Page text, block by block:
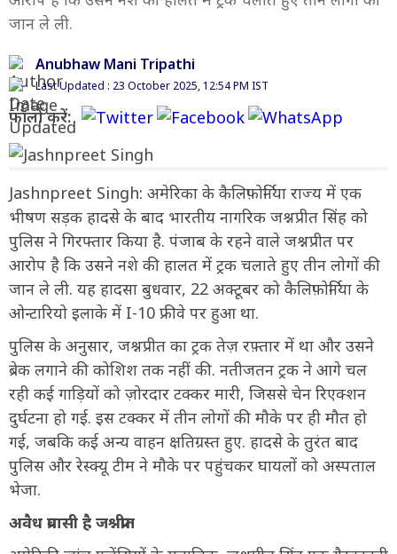
जान ले ली.
Anubhaw Mani Tripathi
Last Updated : 23 October 2025, 12:54 PM IST
फॉलो करें:
Jashnpreet Singh: अमेरिका के कैलिफ़ोर्निया राज्य में एक
भीषण सड़क हादसे के बाद भारतीय नागरिक जश्नप्रीत सिंह को
पुलिस ने गिरफ्तार किया है. पंजाब के रहने वाले जश्नप्रीत पर
आरोप है कि उसने नशे की हालत में ट्रक चलाते हुए तीन लोगों की
जान ले ली. यह हादसा बुधवार, 22 अक्टूबर को कैलिफ़ोर्निया के
ओन्टारियो इलाके में I-10 फ्रीवे पर हुआ था.
पुलिस के अनुसार, जश्नप्रीत का ट्रक तेज़ रफ़्तार में था और उसने
ब्रेक लगाने की कोशिश तक नहीं की. नतीजतन ट्रक ने आगे चल
रही कई गाड़ियों को ज़ोरदार टक्कर मारी, जिससे चेन रिएक्शन
दुर्घटना हो गई. इस टक्कर में तीन लोगों की मौके पर ही मौत हो
गई, जबकि कई अन्य वाहन क्षतिग्रस्त हुए. हादसे के तुरंत बाद
पुलिस और रेस्क्यू टीम ने मौके पर पहुंचकर घायलों को अस्पताल
भेजा.
अवैध प्रवासी है जश्नप्रीत